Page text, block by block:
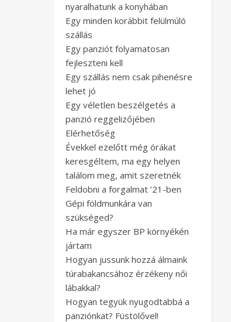
nyaralhatunk a konyhában
Egy minden korábbit felülmúló
szállás
Egy panziót folyamatosan
fejleszteni kell
Egy szállás nem csak pihenésre
lehet jó
Egy véletlen beszélgetés a
panzió reggelizőjében
Elérhetőség
Évekkel ezelőtt még órákat
keresgéltem, ma egy helyen
találom meg, amit szeretnék
Feldobni a forgalmat ’21-ben
Gépi földmunkára van
szükséged?
Ha már egyszer BP környékén
jártam
Hogyan jussunk hozzá álmaink
túrabakancsához érzékeny női
lábakkal?
Hogyan tegyük nyugodtabbá a
panziónkat? Füstölővel!